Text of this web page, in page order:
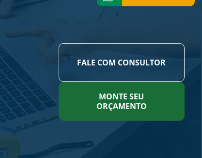
FALE COM CONSULTOR
MONTE SEU
ORÇAMENTO